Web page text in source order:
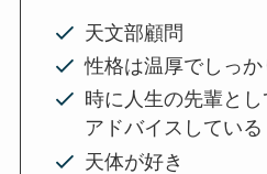
天文部顧問
性格は温厚でしっ
時に人生の先輩と
アドバイスしている
天体が好き